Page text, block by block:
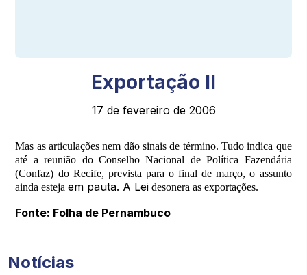
Exportação II
17 de fevereiro de 2006
Mas as articulações nem dão sinais de término. Tudo indica que
até a reunião do Conselho Nacional de Política Fazendária
(Confaz) do Recife, prevista para o final de março, o assunto
ainda estejaem pauta. A Lei desonera as exportações.
Fonte: Folha de Pernambuco
Notícias